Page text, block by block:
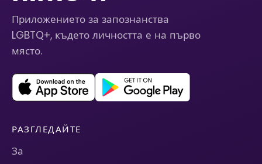
Приложението за запознанства
LGBTQ+, където личността е на първо
място.
РАЗГЛЕДАЙТЕ
За